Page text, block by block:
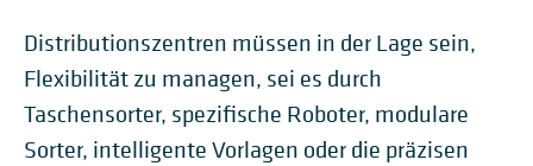
Distributionszentren müssen in der Lage sein,
Flexibilität zu managen, sei es durch
Taschensorter, spezifische Roboter, modulare
Sorter, intelligente Vorlagen oder die präzisen